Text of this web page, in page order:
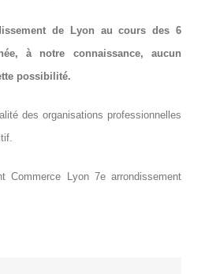
de Lyon au cours des 6
à notre connaissance, aucun
possibilité.
des organisations professionnelles
Commerce Lyon 7e arrondissement